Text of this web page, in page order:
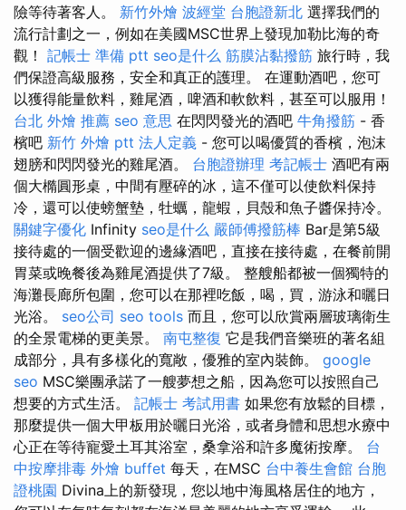
險等待著客人。 新竹外燴 波經堂 台胞證新北 選擇我們的
流行計劃之一，例如在美國MSC世界上發現加勒比海的奇
觀！ 記帳士 準備 ptt seo是什么 筋膜沾黏撥筋 旅行時，我
們保證高級服務，安全和真正的護理。 在運動酒吧，您可
以獲得能量飲料，雞尾酒，啤酒和軟飲料，甚至可以服用！
台北 外燴 推薦 seo 意思 在閃閃發光的酒吧 牛角撥筋 - 香
檳吧 新竹 外燴 ptt 法人定義 - 您可以喝優質的香檳，泡沫
翅膀和閃閃發光的雞尾酒。 台胞證辦理 考記帳士 酒吧有兩
個大橢圓形桌，中間有壓碎的冰，這不僅可以使飲料保持
冷，還可以使螃蟹墊，牡蠣，龍蝦，貝殼和魚子醬保持冷。
關鍵字優化 Infinity seo是什么 嚴師傅撥筋棒 Bar是第5級
接待處的一個受歡迎的邊緣酒吧，直接在接待處，在餐前開
胃菜或晚餐後為雞尾酒提供了7級。 整艘船都被一個獨特的
海灘長廊所包圍，您可以在那裡吃飯，喝，買，游泳和曬日
光浴。 seo公司 seo tools 而且，您可以欣賞兩層玻璃衛生
的全景電梯的更美景。 南屯整復 它是我們音樂班的著名組
成部分，具有多樣化的寬敞，優雅的室內裝飾。 google
seo MSC樂團承諾了一艘夢想之船，因為您可以按照自己
想要的方式生活。 記帳士 考試用書 如果您有放鬆的目標，
那麼提供一個大甲板用於曬日光浴，或者身體和思想水療中
心正在等待寵愛土耳其浴室，桑拿浴和許多魔術按摩。 台
中按摩排毒 外燴 buffet 每天，在MSC 台中養生會館 台胞
證桃園 Divina上的新發現，您以地中海風格居住的地方，